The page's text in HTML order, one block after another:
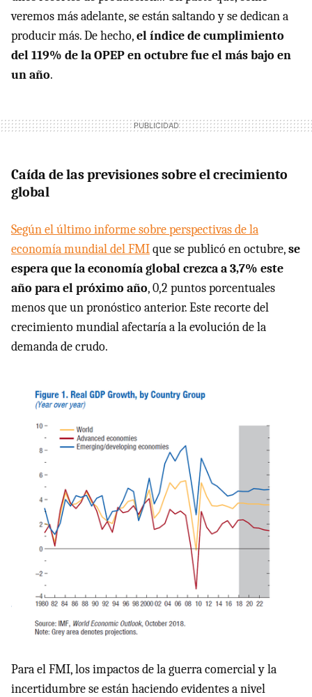
veremos más adelante, se están saltando y se dedican a
producir más. De hecho,el índice de cumplimiento
del 119% de la OPEP en octubre fue el más bajo en
un año.
Caída de las previsiones sobre el crecimiento
global
Según el último informe sobre perspectivas de la
economía mundial del FMIque se publicó en octubre,se
espera que la economía global crezca a 3,7% este
año para el próximo año, 0,2 puntos porcentuales
menos que un pronóstico anterior. Este recorte del
crecimiento mundial afectaría a la evolución de la
demanda de crudo.
Para el FMI, los impactos de la guerra comercial y la
incertidumbre se están haciendo evidentes a nivel